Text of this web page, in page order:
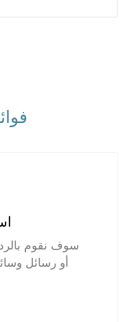
سوف نقوم بالرد
أو رسائل